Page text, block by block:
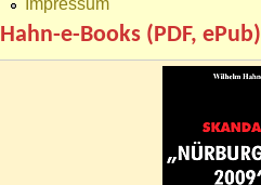
Hahn-e-Books (PDF, ePub)